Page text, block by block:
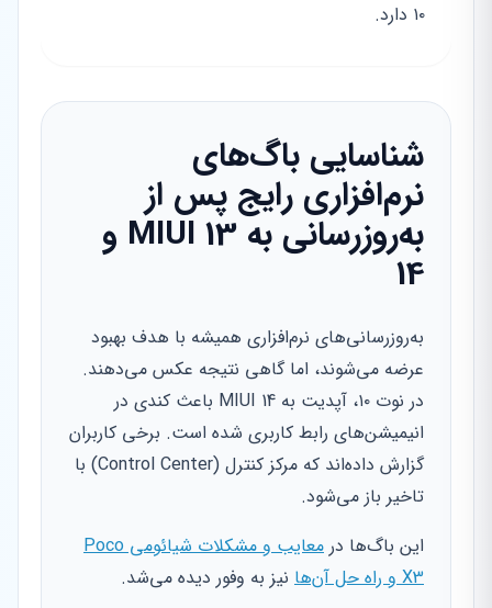
۱۰ دارد.
شناسایی باگ‌های
نرم‌افزاری رایج پس از
به‌روزرسانی به MIUI 13 و
14
به‌روزرسانی‌های نرم‌افزاری همیشه با هدف بهبود
عرضه می‌شوند، اما گاهی نتیجه عکس می‌دهند.
در نوت ۱۰، آپدیت به MIUI 14 باعث کندی در
انیمیشن‌های رابط کاربری شده است. برخی کاربران
گزارش داده‌اند که مرکز کنترل (Control Center) با
تاخیر باز می‌شود.
این باگ‌ها در
معایب و مشکلات شیائومی Poco
X3 و راه حل آن‌ها
نیز به وفور دیده می‌شد.